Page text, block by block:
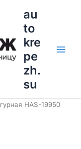
au
to
kre
pe
zh.
su
HAS-19950